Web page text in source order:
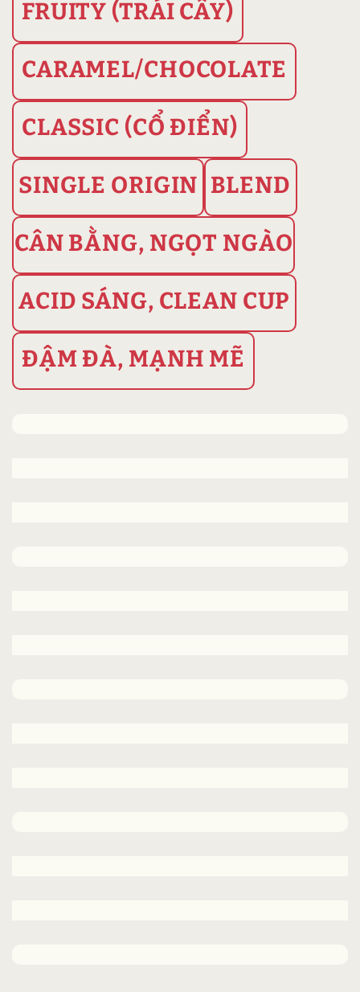
FRUITY (TRÁI CÂY)
CARAMEL/CHOCOLATE
CLASSIC (CỔ ĐIỂN)
SINGLE ORIGIN BLEND
CÂN BẰNG, NGỌT NGÀO
ACID SÁNG, CLEAN CUP
ĐẬM ĐÀ, MẠNH MẼ